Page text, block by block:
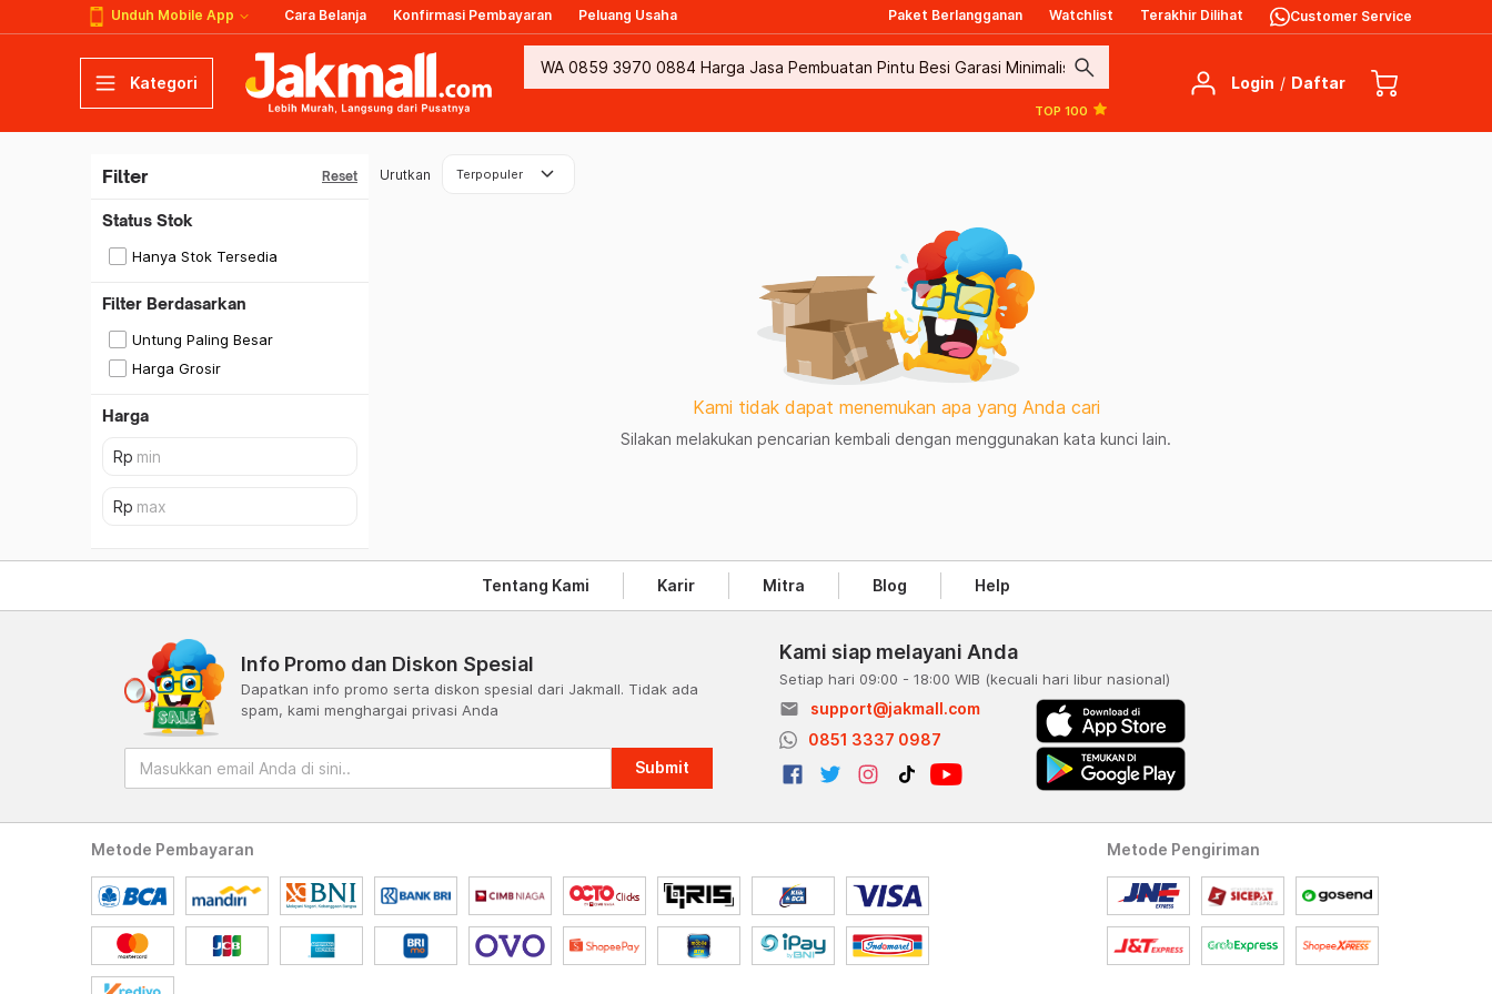
Unduh Mobile App Cara Belanja Konfirmasi Pembayaran Peluang Usaha Paket Berlangganan Watchlist Terakhir Dilihat Customer Service
Kategori search
TOP 100
Login / Daftar
Filter Reset
Status Stok
Hanya Stok Tersedia
Filter Berdasarkan
Untung Paling Besar
Harga Grosir
Harga
Urutkan Terpopuler keyboard_arrow_down
Kami tidak dapat menemukan apa yang Anda cari
Silakan melakukan pencarian kembali dengan menggunakan kata kunci lain.
Tentang Kami Karir Mitra Blog Help
Info Promo dan Diskon Spesial
Dapatkan info promo serta diskon spesial dari Jakmall. Tidak ada
spam, kami menghargai privasi Anda
Submit
Kami siap melayani Anda
Setiap hari 09:00 - 18:00 WIB (kecuali hari libur nasional)
email
support@jakmall.com
0851 3337 0987
Metode Pembayaran Metode Pengiriman